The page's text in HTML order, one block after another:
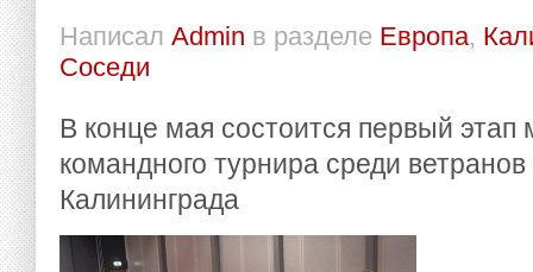
Написал Admin в разделе Европа,
Соседи
В конце мая состоится первый этап
командного турнира среди
Калининграда